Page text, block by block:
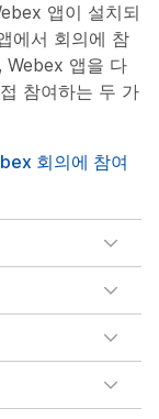
앱이 설치되
에서 회의에 참
Webex 앱을 다
참여하는 두 가
회의에 참여